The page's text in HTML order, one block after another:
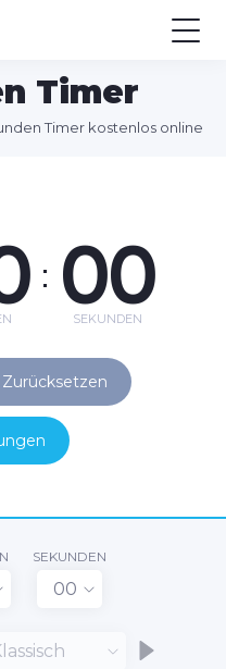
Timer
Timer kostenlos online
: 00
SEKUNDEN
Zurücksetzen
SEKUNDEN
00